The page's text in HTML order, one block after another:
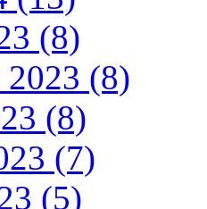
(8)
2023 (8)
(8)
(7)
(5)